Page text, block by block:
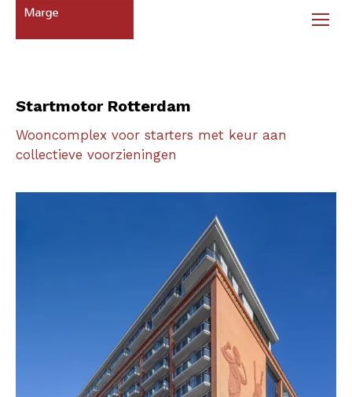
Startmotor Rotterdam
Wooncomplex voor starters met keur aan
collectieve voorzieningen